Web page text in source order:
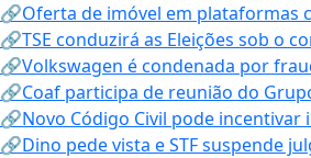
🔗Oferta de imóvel em plataformas
🔗TSE conduzirá as Eleições sob o
🔗Volkswagen é condenada por
🔗Coaf participa de reunião do
🔗Novo Código Civil pode incentivar
🔗Dino pede vista e STF suspende